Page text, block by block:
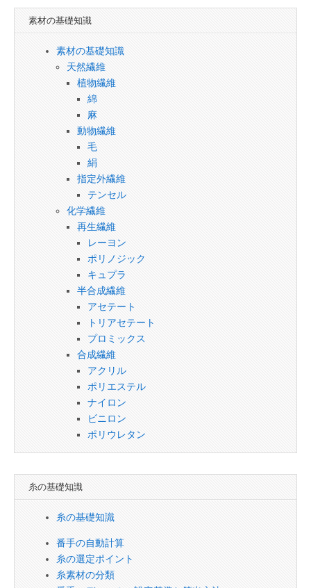
素材の基礎知識
素材の基礎知識
天然繊維
植物繊維
綿
麻
動物繊維
毛
絹
指定外繊維
テンセル
化学繊維
再生繊維
レーヨン
ポリノジック
キュプラ
半合成繊維
アセテート
トリアセテート
プロミックス
合成繊維
アクリル
ポリエステル
ナイロン
ビニロン
ポリウレタン
糸の基礎知識
糸の基礎知識
番手の自動計算
糸の選定ポイント
糸素材の分類